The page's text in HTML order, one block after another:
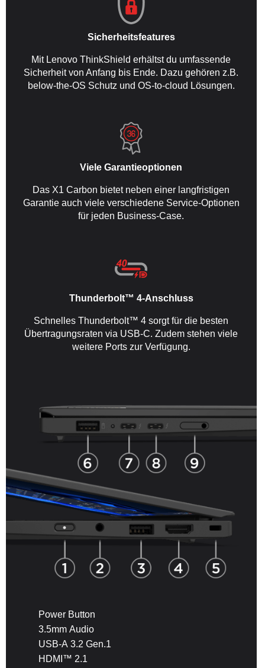
Sicherheitsfeatures
Mit Lenovo ThinkShield erhältst du umfassende
Sicherheit von Anfang bis Ende. Dazu gehören z.B.
below-the-OS Schutz und OS-to-cloud Lösungen.
Viele Garantieoptionen
Das X1 Carbon bietet neben einer langfristigen
Garantie auch viele verschiedene Service-Optionen
für jeden Business-Case.
Thunderbolt™ 4-Anschluss
Schnelles Thunderbolt™ 4 sorgt für die besten
Übertragungsraten via USB-C. Zudem stehen viele
weitere Ports zur Verfügung.
Power Button
3.5mm Audio
USB-A 3.2 Gen.1
HDMI™ 2.1